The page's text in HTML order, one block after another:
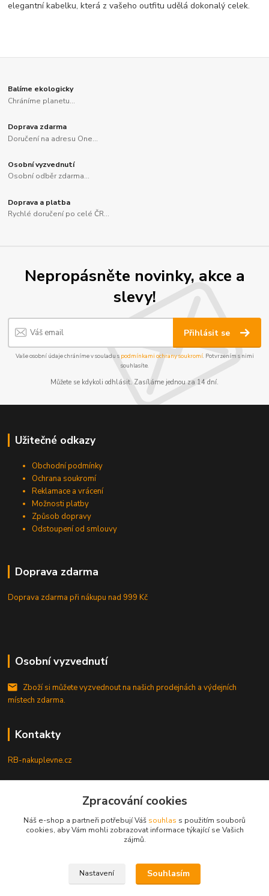
elegantní kabelku, která z vašeho outfitu udělá dokonalý celek.
Balíme ekologicky
Chráníme planetu...
Doprava zdarma
Doručení na adresu One...
Osobní vyzvednutí
Osobní odběr zdarma...
Doprava a platba
Rychlé doručení po celé ČR...
Nepropásněte novinky, akce a
slevy!
Přihlásit se
Vaše osobní údaje chráníme v souladu s podmínkami ochrany soukromí. Potvrzením s nimi
souhlasíte.
Můžete se kdykoli odhlásit. Zasíláme jednou za 14 dní.
Užitečné odkazy
Obchodní podmínky
Ochrana soukromí
Reklamace a vrácení
Možnosti platby
Způsob dopravy
Odstoupení od smlouvy
Doprava zdarma
Doprava zdarma při nákupunad 999 Kč
Osobní vyzvednutí
Zboží si můžete vyzvednout na našich prodejnách a výdejních
místech zdarma.
Kontakty
RB-nakuplevne.cz
+420 222722421
info@rb-nakuplevne.cz
Zpracování cookies
Náš e-shop a partneři potřebují Váš souhlas s použitím souborů
cookies, aby Vám mohli zobrazovat informace týkající se Vašich
zájmů.
Nastavení Souhlasím